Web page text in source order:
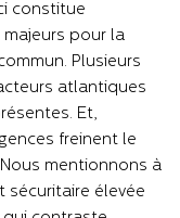
constitue
pour la
Plusieurs
atlantiques
Et,
freinent le
mentionnons à
sécuritaire élevée